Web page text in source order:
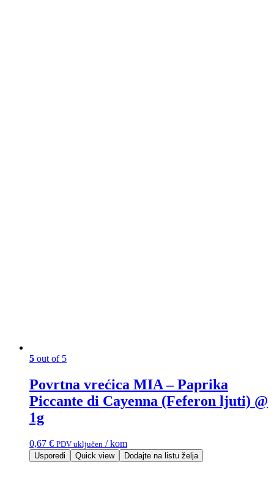
5 out of 5
Povrtna vrećica MIA – Paprika
Piccante di Cayenna (Feferon ljuti) @
1g
0,67 € PDV uključen / kom
Usporedi Quick view Dodajte na listu želja